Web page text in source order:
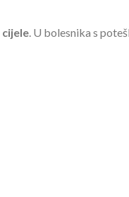
cijele. U bolesnika s